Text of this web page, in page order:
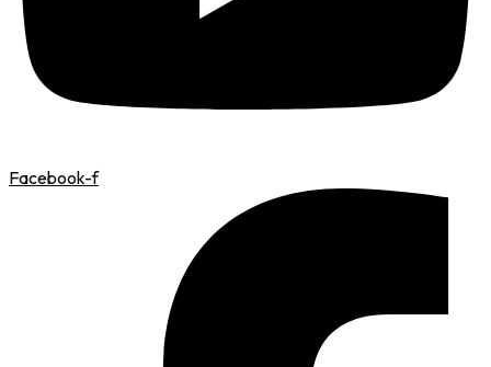
Facebook-f